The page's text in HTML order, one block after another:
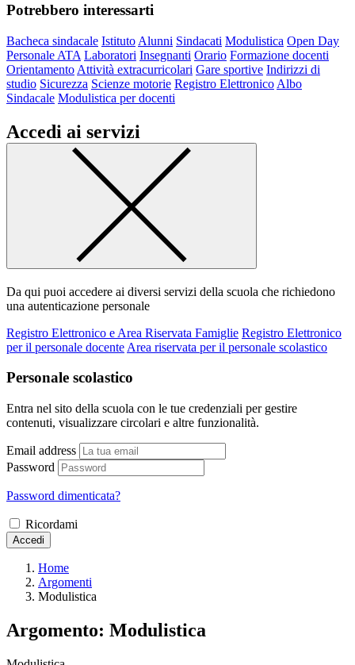
Potrebbero interessarti
Bacheca sindacale Istituto Alunni Sindacati Modulistica Open Day
Personale ATA Laboratori Insegnanti Orario Formazione docenti
Orientamento Attività extracurricolari Gare sportive Indirizzi di
studio Sicurezza Scienze motorie Registro Elettronico Albo
Sindacale Modulistica per docenti
Accedi ai servizi
Da qui puoi accedere ai diversi servizi della scuola che richiedono
una autenticazione personale
Registro Elettronico e Area Riservata Famiglie Registro Elettronico
per il personale docente Area riservata per il personale scolastico
Personale scolastico
Entra nel sito della scuola con le tue credenziali per gestire
contenuti, visualizzare circolari e altre funzionalità.
Email address
Password
Password dimenticata?
Ricordami
Accedi
Home
Argomenti
Modulistica
Argomento: Modulistica